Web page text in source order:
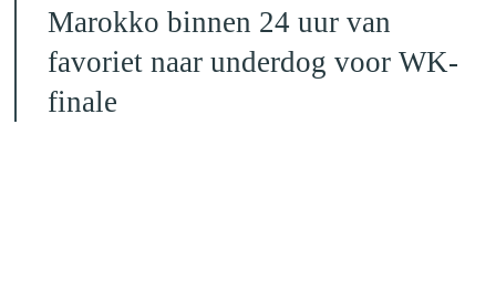
Marokko binnen 24 uur van
favoriet naar underdog voor WK-
finale